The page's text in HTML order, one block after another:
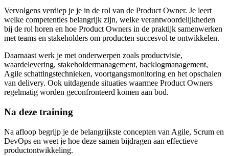
Vervolgens verdiep je je in de rol van de Product Owner. Je leert
welke competenties belangrijk zijn, welke verantwoordelijkheden
bij de rol horen en hoe Product Owners in de praktijk samenwerken
met teams en stakeholders om producten succesvol te ontwikkelen.
Daarnaast werk je met onderwerpen zoals productvisie,
waardelevering, stakeholdermanagement, backlogmanagement,
Agile schattingstechnieken, voortgangsmonitoring en het opschalen
van delivery. Ook uitdagende situaties waarmee Product Owners
regelmatig worden geconfronteerd komen aan bod.
Na deze training
Na afloop begrijp je de belangrijkste concepten van Agile, Scrum en
DevOps en weet je hoe deze samen bijdragen aan effectieve
productontwikkeling.